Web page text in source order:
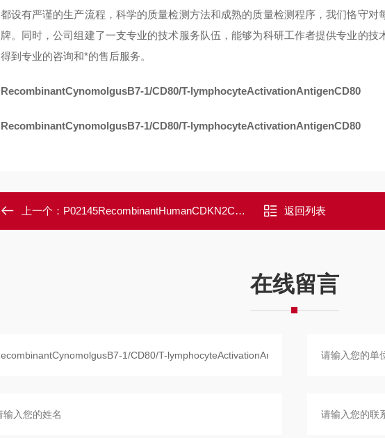
都设有严谨的生产流程，科学的质量检测方法和成熟的质量检测程序，我们恪守
牌。同时，公司组建了一支专业的技术服务队伍，能够为科研工作者提供专业的
得到专业的咨询和*的售后服务。
RecombinantCynomolgusB7-1/CD80/T-lymphocyteActivationAntigenCD80
RecombinantCynomolgusB7-1/CD80/T-lymphocyteActivationAntigenCD80
上一个： P02145RecombinantHumanCDKN2C/Cyclin-dependentkinase4inhibitorC/p18-INK4c 返回列表
在线留言